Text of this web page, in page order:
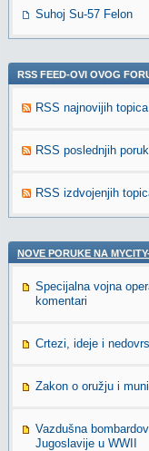
Suhoj Su-57 Felon
RSS FEED-OVI OVOG
RSS najnovijih topica
RSS poslednjih
RSS izdvojenjih
NOVE PORUKE NA
Specijalna vojna
komentari
Crtezi, ideje i
Zakon o oružju i
Vazdušna
Jugoslavije u WWII